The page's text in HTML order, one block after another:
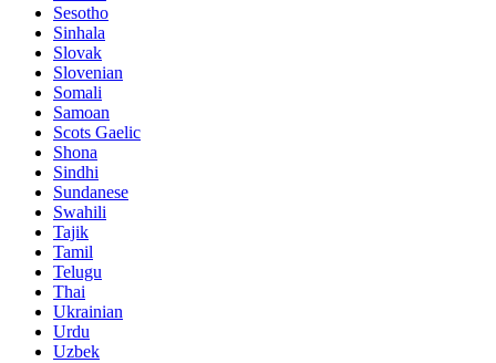
Sesotho
Sinhala
Slovak
Slovenian
Somali
Samoan
Scots Gaelic
Shona
Sindhi
Sundanese
Swahili
Tajik
Tamil
Telugu
Thai
Ukrainian
Urdu
Uzbek